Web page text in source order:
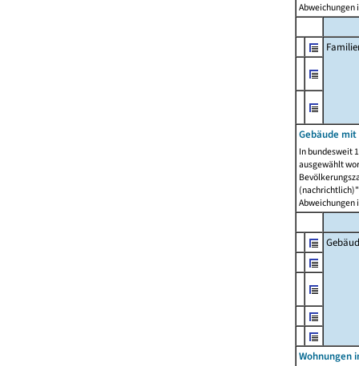
Abweichungen
Gebäude
In bundesweit
ausgewählt
Abweichungen
Wohnungen